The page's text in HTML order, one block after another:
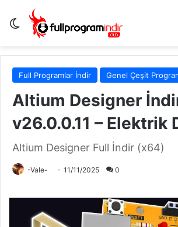
Dış görünümü değiştir
Full Programlar İndir Genel Çeşit
Altium Designer
v26.0.0.11 – Elektrik
Altium Designer Full İndir (x64)
-Vale- 11/11/2025 0